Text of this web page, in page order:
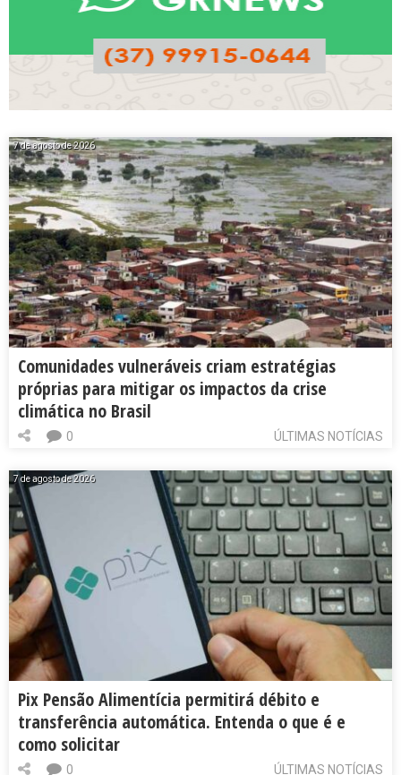
7 de agosto de 2026
Comunidades vulneráveis criam estratégias
próprias para mitigar os impactos da crise
climática no Brasil
ÚLTIMAS NOTÍCIAS
0
7 de agosto de 2026
Pix Pensão Alimentícia permitirá débito e
transferência automática. Entenda o que é e
como solicitar
ÚLTIMAS NOTÍCIAS
0